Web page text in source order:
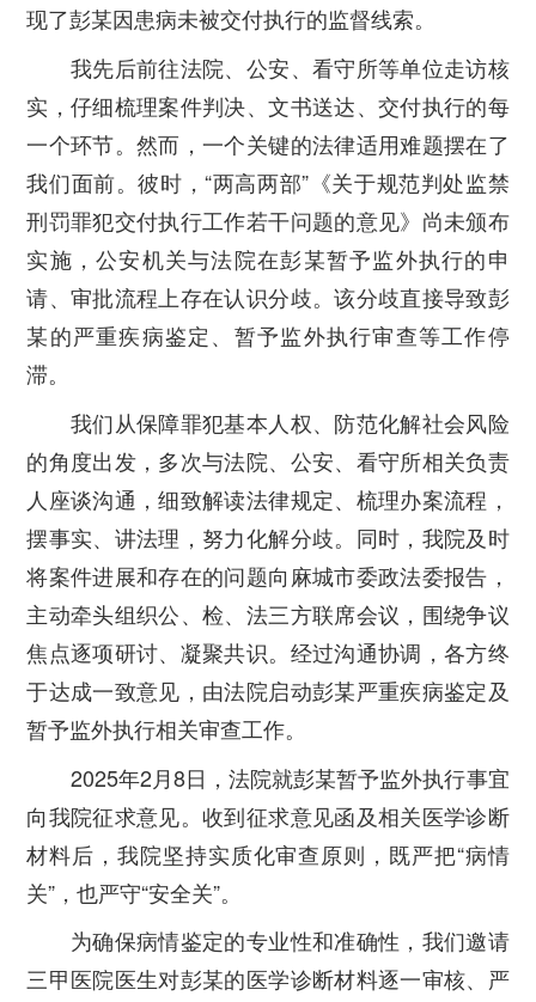
现了彭某因患病未被交付执行的监督线索。
我先后前往法院、公安、看守所等单位走访核
实，仔细梳理案件判决、文书送达、交付执行的每
一个环节。然而，一个关键的法律适用难题摆在了
我们面前。彼时，“两高两部”《关于规范判处监禁
刑罚罪犯交付执行工作若干问题的意见》尚未颁布
实施，公安机关与法院在彭某暂予监外执行的申
请、审批流程上存在认识分歧。该分歧直接导致彭
某的严重疾病鉴定、暂予监外执行审查等工作停
滞。
我们从保障罪犯基本人权、防范化解社会风险
的角度出发，多次与法院、公安、看守所相关负责
人座谈沟通，细致解读法律规定、梳理办案流程，
摆事实、讲法理，努力化解分歧。同时，我院及时
将案件进展和存在的问题向麻城市委政法委报告，
主动牵头组织公、检、法三方联席会议，围绕争议
焦点逐项研讨、凝聚共识。经过沟通协调，各方终
于达成一致意见，由法院启动彭某严重疾病鉴定及
暂予监外执行相关审查工作。
2025年2月8日，法院就彭某暂予监外执行事宜
向我院征求意见。收到征求意见函及相关医学诊断
材料后，我院坚持实质化审查原则，既严把“病情
关”，也严守“安全关”。
为确保病情鉴定的专业性和准确性，我们邀请
三甲医院医生对彭某的医学诊断材料逐一审核、严